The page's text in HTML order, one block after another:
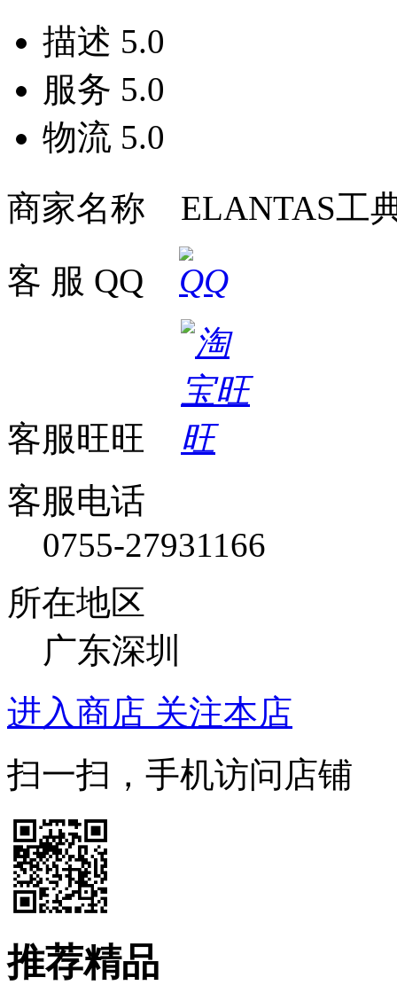
描述 5.0
服务 5.0
物流 5.0
商家名称 ELANTAS工
客 服 QQ
客服旺旺
客服电话
0755-27931166
所在地区
广东深圳
进入商店 关注本店
扫一扫，手机访问店铺
推荐精品